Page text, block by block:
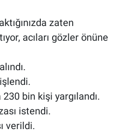
zaten
acıları gözler önüne
bin kişi yargılandı.
istendi.
verildi.